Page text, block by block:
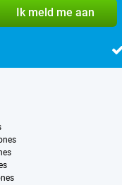
Ik meld me aan